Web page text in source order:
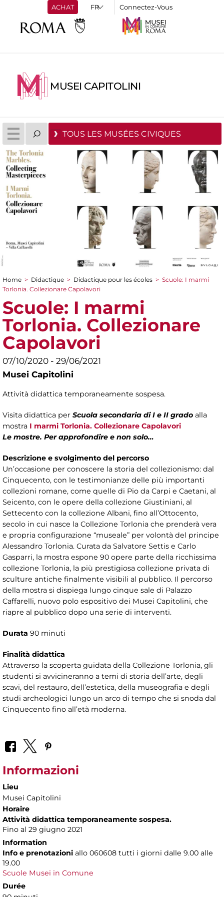
ACHAT Connectez-Vous
MUSEI CAPITOLINI
TOUS LES MUSÉES CIVIQUES
You are here
Home > Didactique > Didactique pour les écoles > Scuole: I marmi
Torlonia. Collezionare Capolavori
Scuole: I marmi
Torlonia. Collezionare
Capolavori
07/10/2020 - 29/06/2021
Musei Capitolini
Attività didattica temporaneamente sospesa.
Visita didattica per Scuola secondaria di I e II grado alla
mostra I marmi Torlonia. Collezionare Capolavori
Le mostre. Per approfondire e non solo…
Descrizione e svolgimento del percorso
Un’occasione per conoscere la storia del collezionismo: dal
Cinquecento, con le testimonianze delle più importanti
collezioni romane, come quelle di Pio da Carpi e Caetani, al
Seicento, con le opere della collezione Giustiniani, al
Settecento con la collezione Albani, fino all’Ottocento,
secolo in cui nasce la Collezione Torlonia che prenderà vera
e propria configurazione “museale” per volontà del principe
Alessandro Torlonia. Curata da Salvatore Settis e Carlo
Gasparri, la mostra espone 90 opere parte della ricchissima
collezione Torlonia, la più prestigiosa collezione privata di
sculture antiche finalmente visibili al pubblico. Il percorso
della mostra si dispiega lungo cinque sale di Palazzo
Caffarelli, nuovo polo espositivo dei Musei Capitolini, che
riapre al pubblico dopo una serie di interventi.
Durata 90 minuti
Finalità didattica
Attraverso la scoperta guidata della Collezione Torlonia, gli
studenti si avvicineranno a temi di storia dell’arte, degli
scavi, del restauro, dell’estetica, della museografia e degli
studi archeologici lungo un arco di tempo che si snoda dal
Cinquecento fino all’età moderna.
Informazioni
Lieu
Musei Capitolini
Horaire
Attività didattica temporaneamente sospesa.
Fino al 29 giugno 2021
Information
Info e prenotazioni allo 060608 tutti i giorni dalle 9.00 alle
19.00
Scuole Musei in Comune
Durée